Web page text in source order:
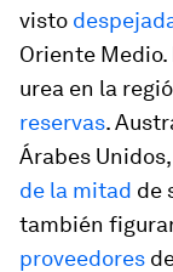
visto
Oriente
urea en la
reservas.
Árabes
de la mitad de
también
proveedores